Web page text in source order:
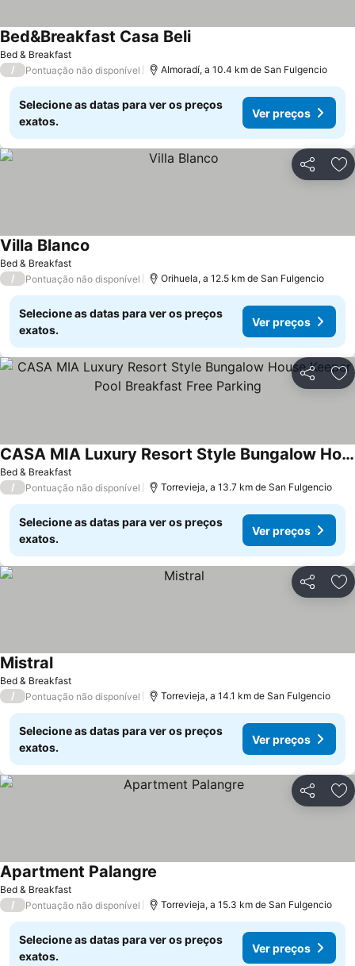
Bed & Breakfast
Bed&Breakfast Casa BeliVer preços
/ Pontuação não disponível Almoradí, a 10.4 km de San Fulgencio
Selecione as datas para ver os preços
exatos.
Ver preços
Partilhar
Bed & Breakfast
Villa Blanco
/ Pontuação não disponível Orihuela, a 12.5 km de San Fulgencio
Selecione as datas para ver os preços
exatos.
Ver preços
Partilhar
Bed & Breakfast
CASA MIA Luxury Resort Style Bungalow House Keeper Pool Breakfast Free Parking
Ver preços
/ Pontuação não disponível Torrevieja, a 13.7 km de San Fulgencio
Selecione as datas para ver os preços
exatos.
Ver preços
Partilhar
Bed & Breakfast
MistralVer preços
/ Pontuação não disponível Torrevieja, a 14.1 km de San Fulgencio
Selecione as datas para ver os preços
exatos.
Ver preços
Partilhar
Bed & Breakfast
Apartment Palangre
/ Pontuação não disponível Torrevieja, a 15.3 km de San Fulgencio
Selecione as datas para ver os preços
exatos.
Ver preços